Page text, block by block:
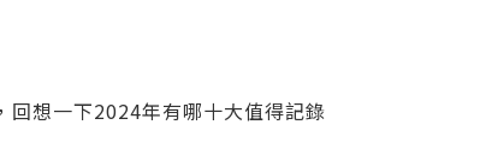
回想一下2024年有哪十大值得記錄